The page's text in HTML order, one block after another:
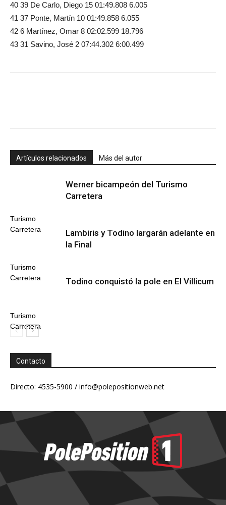
40 39 De Carlo, Diego 15 01:49.808 6.005
41 37 Ponte, Martín 10 01:49.858 6.055
42 6 Martínez, Omar 8 02:02.599 18.796
43 31 Savino, José 2 07:44.302 6:00.499
Artículos relacionados Más del autor
Turismo
Carretera
Werner bicampeón del Turismo
Carretera
Turismo
Carretera
Lambiris y Todino largarán adelante en
la Final
Turismo
Carretera
Todino conquistó la pole en El Villicum
Contacto
Directo: 4535-5900 / info@polepositionweb.net